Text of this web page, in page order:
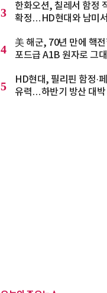
3
한화오션, 칠레서 함정
확정…HD현대와 남미
4
美 해군, 70년 만에 핵
포드급 A1B 원자로 그
5
HD현대, 필리핀 함정·
유력…하반기 방산 대박